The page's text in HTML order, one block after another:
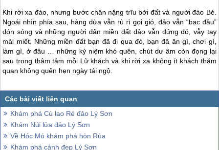
Khi rời xa đảo, nhưng bước chân nặng trĩu bởi đất và người đảo Bé.
Ngoái nhìn phía sau, hàng dừa vẫn rù rì gọi gió, đảo vẫn “bạc đầu”
đón sóng và những người dân miền đất đảo vẫn đứng đó, vẫy tay
mải miết. Những miền đất bạn đã đi qua đó, bạn đã ăn gì, chơi gì,
làm gì, ở đâu … những kỷ niệm khó quên, chút dư âm còn đọng lại
sau trong thâm tâm mỗi Lữ khách và khi rời xa không ít khách thăm
quan không quên hẹn ngày tái ngộ.
Khám phá Cù lao Ré đảo Lý Sơn
Khám Núi lửa đảo Lý Sơn
Về Hóc Mó khám phá hòn Rùa
Khám phá cảnh đẹp Lý Sơn